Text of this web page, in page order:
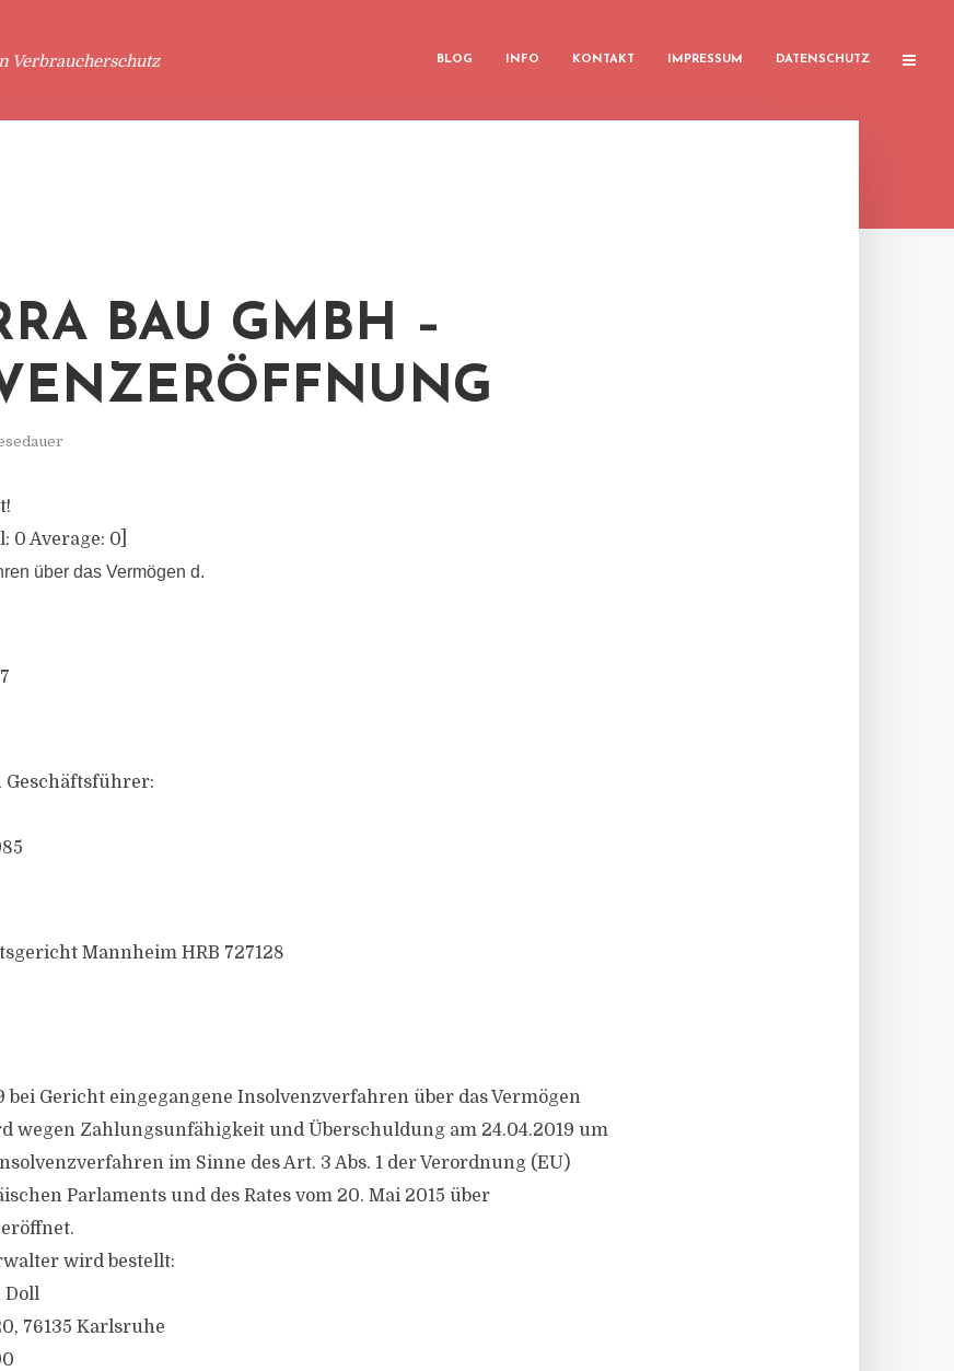
Verbraucherschutz BLOG INFO KONTAKT IMPRESSUM DATENSCHUTZ
BAU GMBH –
0 Average: 0
über das Vermögen d.
Mannheim HRB 727128
bei Gericht eingegangene Insolvenzverfahren über das Vermögen
wegen Zahlungsunfähigkeit und Überschuldung am 24.04.2019 um
im Sinne des Art. 3 Abs. 1 der Verordnung (EU)
Parlaments und des Rates vom 20. Mai 2015 über
wird bestellt:
Doll
76135 Karlsruhe